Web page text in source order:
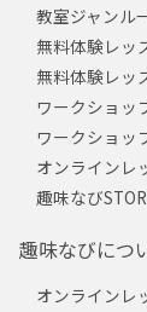
教室ジャンル
無料体験レッ
無料体験レッ
ワークショッ
ワークショッ
オンラインレ
趣味なび
趣味なびにつ
オンラインレ